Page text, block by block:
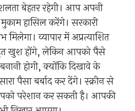
बेहतर रहेगी। आप अपनी
हासिल करेंगे। सरकारी
व्यापार में अप्रत्याशित
खुश होंगे, लेकिन आपको पैसे
होगी, क्योंकि दिखावे के
पैसा बर्बाद कर देंगे। स्क्रीन से
परेशान कर सकती है। आपकी